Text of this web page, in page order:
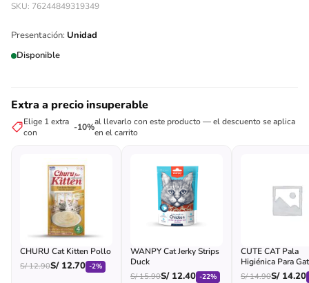
SKU: 76244849319349
Presentación: Unidad
Disponible
Extra a precio insuperable
Elige 1 extra
con
-10%al llevarlo con este producto — el descuento se aplica
en el carrito
CHURU Cat Kitten Pollo
S/12.90S/12.70 -2%
WANPY Cat Jerky Strips
Duck
S/15.90S/12.40 -22%
CUTE CAT Pala
Higiénica Para
(morada)
S/14.90S/14.20